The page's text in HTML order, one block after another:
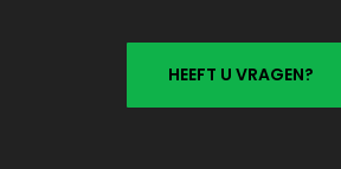
HEEFT U VRAGEN?